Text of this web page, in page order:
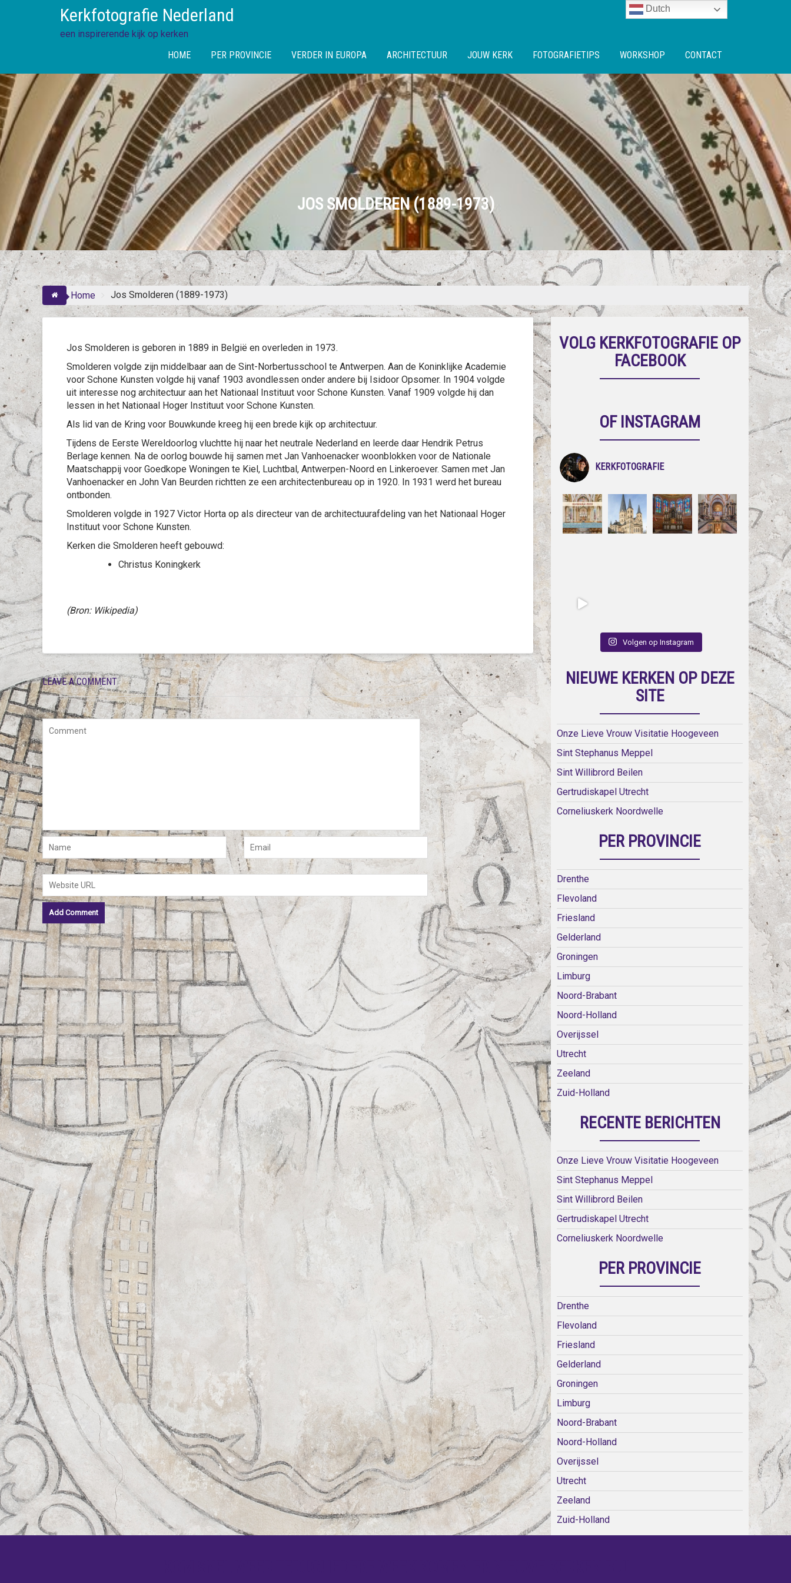
Kerkfotografie Nederland
een inspirerende kijk op kerken
HOME
PER PROVINCIE VERDER IN EUROPA ARCHITECTUUR JOUW KERK FOTOGRAFIETIPS WORKSHOP CONTACT
JOS SMOLDEREN (1889-1973)
Home Jos Smolderen (1889-1973)
Jos Smolderen is geboren in 1889 in België en overleden in 1973.
Smolderen volgde zijn middelbaar aan de Sint-Norbertusschool te Antwerpen. Aan de Koninklijke Academie
voor Schone Kunsten volgde hij vanaf 1903 avondlessen onder andere bij Isidoor Opsomer. In 1904 volgde
uit interesse nog architectuur aan het Nationaal Instituut voor Schone Kunsten. Vanaf 1909 volgde hij dan
lessen in het Nationaal Hoger Instituut voor Schone Kunsten.
Als lid van de Kring voor Bouwkunde kreeg hij een brede kijk op architectuur.
Tijdens de Eerste Wereldoorlog vluchtte hij naar het neutrale Nederland en leerde daar Hendrik Petrus
Berlage kennen. Na de oorlog bouwde hij samen met Jan Vanhoenacker woonblokken voor de Nationale
Maatschappij voor Goedkope Woningen te Kiel, Luchtbal, Antwerpen-Noord en Linkeroever. Samen met Jan
Vanhoenacker en John Van Beurden richtten ze een architectenbureau op in 1920. In 1931 werd het bureau
ontbonden.
Smolderen volgde in 1927 Victor Horta op als directeur van de architectuurafdeling van het Nationaal Hoger
Instituut voor Schone Kunsten.
Kerken die Smolderen heeft gebouwd:
Christus Koningkerk
(Bron: Wikipedia)
LEAVE A COMMENT
VOLG KERKFOTOGRAFIE OP
FACEBOOK
OF INSTAGRAM
KERKFOTOGRAFIE
Volgen op Instagram
NIEUWE KERKEN OP DEZE
SITE
Onze Lieve Vrouw Visitatie Hoogeveen
Sint Stephanus Meppel
Sint Willibrord Beilen
Gertrudiskapel Utrecht
Corneliuskerk Noordwelle
PER PROVINCIE
Drenthe
Flevoland
Friesland
Gelderland
Groningen
Limburg
Noord-Brabant
Noord-Holland
Overijssel
Utrecht
Zeeland
Zuid-Holland
RECENTE BERICHTEN
Onze Lieve Vrouw Visitatie Hoogeveen
Sint Stephanus Meppel
Sint Willibrord Beilen
Gertrudiskapel Utrecht
Corneliuskerk Noordwelle
PER PROVINCIE
Drenthe
Flevoland
Friesland
Gelderland
Groningen
Limburg
Noord-Brabant
Noord-Holland
Overijssel
Utrecht
Zeeland
Zuid-Holland
Dutch